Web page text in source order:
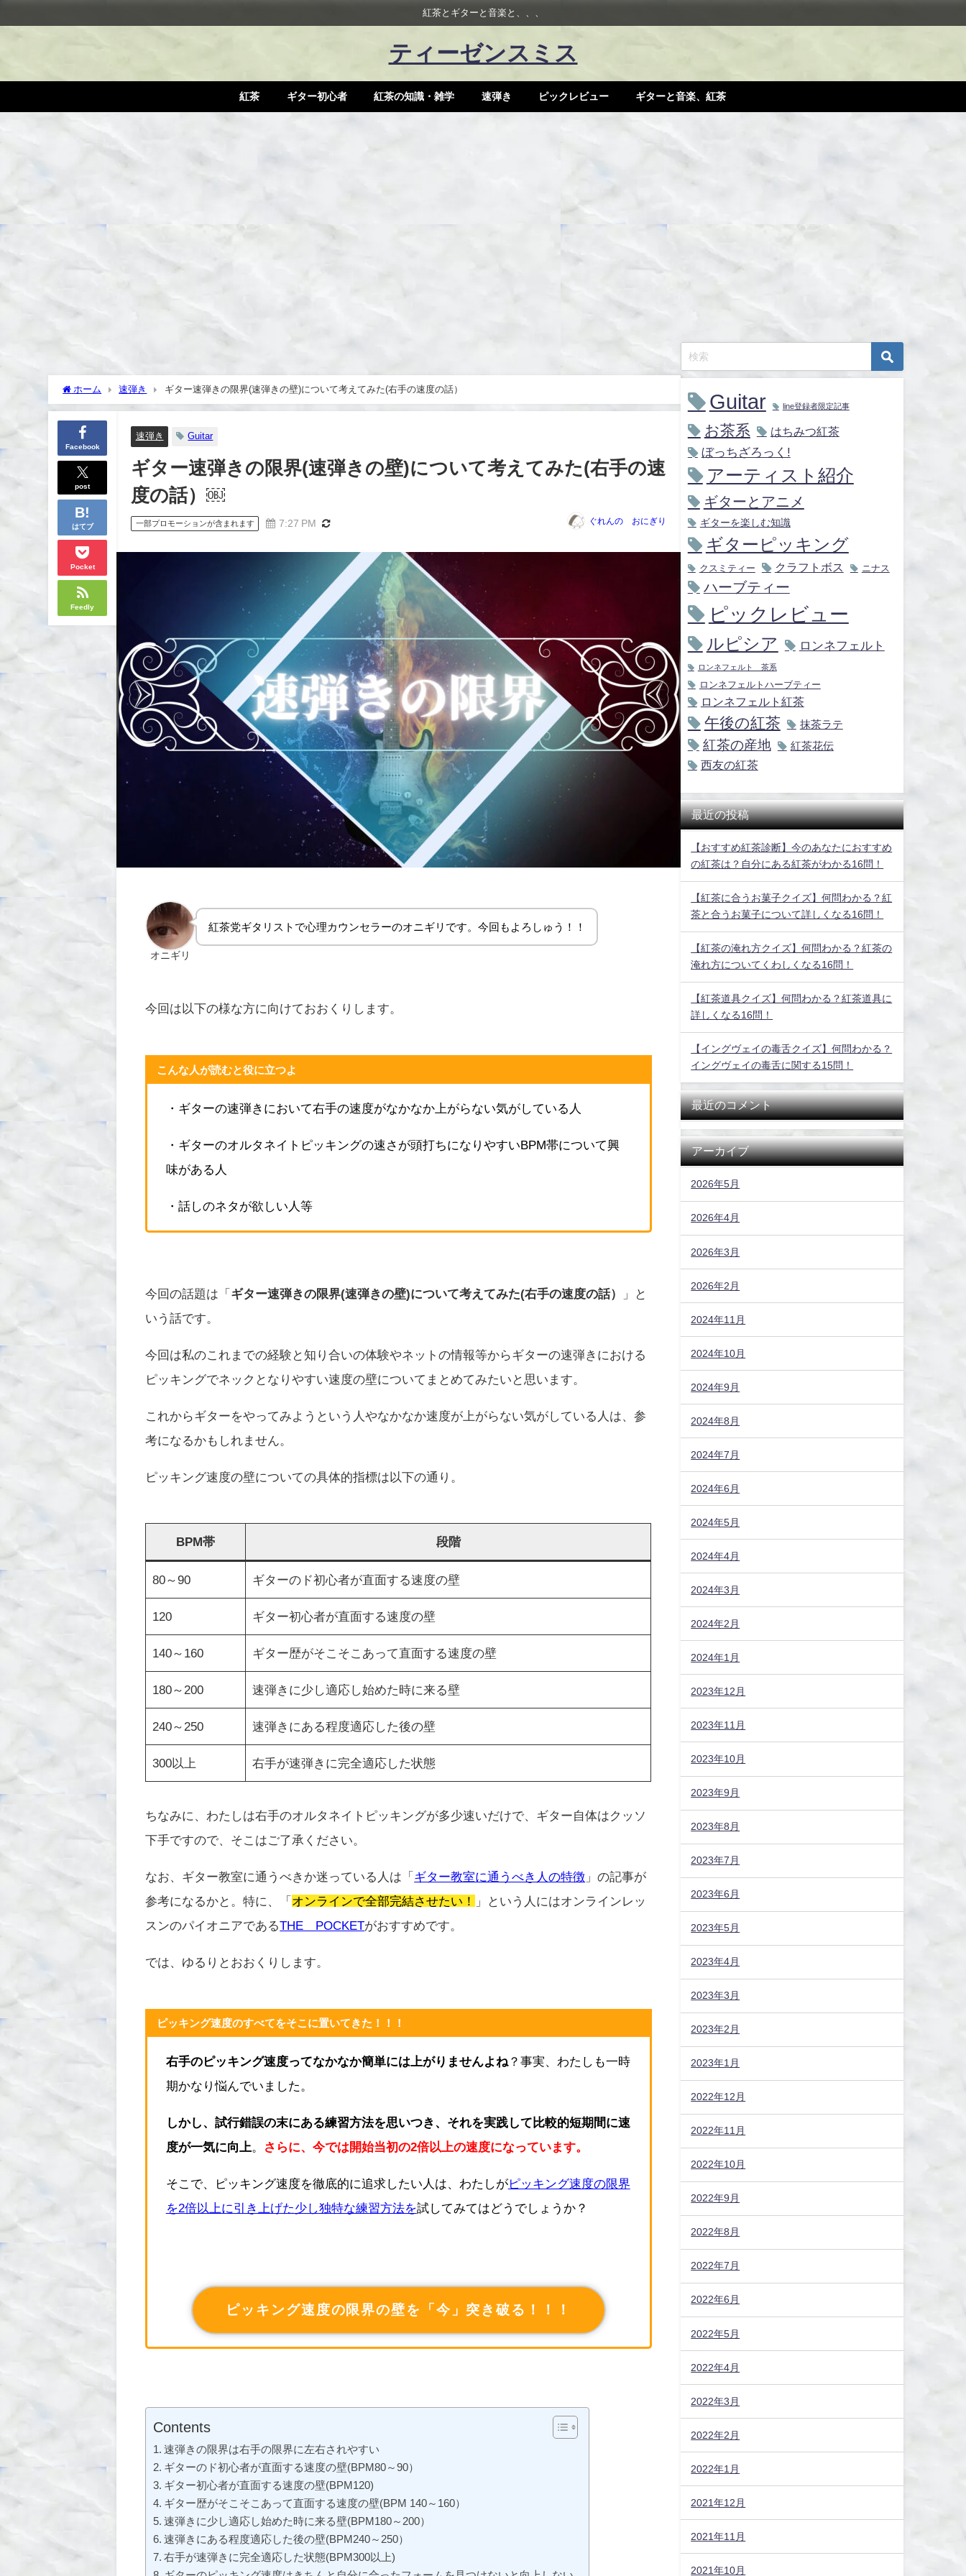
紅茶とギターと音楽と、、、
ティーゼンスミス
紅茶 ギター初心者 紅茶の知識・雑学 速弾き ピックレビュー ギターと音楽、紅茶
ホーム 速弾き ギター速弾きの限界(速弾きの壁)について考えてみた(右手の速度の話）￼
Facebook
post
はてブ
Pocket
Feedly
速弾き Guitar
ギター速弾きの限界(速弾きの壁)について考えてみた(右手の速
度の話）￼
一部プロモーションが含まれます 7:27 PM ぐれんの おにぎり
オニギリ
紅茶党ギタリストで心理カウンセラーのオニギリです。今回もよろしゅう！！
今回は以下の様な方に向けておおくりします。
こんな人が読むと役に立つよ
・ ギターの速弾きにおいて右手の速度がなかなか上がらない気がしている人
・ ギターのオルタネイトピッキングの速さが頭打ちになりやすいBPM帯について興
味がある人
・ 話しのネタが欲しい人等
今回の話題は「 ギター速弾きの限界(速弾きの壁)について考えてみた(右手の速度の話）
」と
いう話です。
今回は私のこれまでの経験と知り合いの体験やネットの情報等からギターの速弾きにおける
ピッキングでネックとなりやすい速度の壁についてまとめてみたいと思います。
これからギターをやってみようという人やなかなか速度が上がらない気がしている人は、参
考になるかもしれません。
ピッキング速度の壁についての具体的指標は以下の通り。
BPM帯 段階
80～90 ギターのド初心者が直面する速度の壁
120 ギター初心者が直面する速度の壁
140～160 ギター歴がそこそこあって直面する速度の壁
180～200 速弾きに少し適応し始めた時に来る壁
240～250 速弾きにある程度適応した後の壁
300以上 右手が速弾きに完全適応した状態
ちなみに、わたしは右手のオルタネイトピッキングが多少速いだけで、ギター自体はクッソ
下手ですので、そこはご了承ください。
なお、ギター教室に通うべきか迷っている人は「 ギター教室に通うべき人の特徴 」の記事が
参考になるかと。特に、「 オンラインで全部完結させたい！
」という人にはオンラインレッ
スンのパイオニアであるTHE POCKETがおすすめです。
では、ゆるりとおおくりします。
ピッキング速度のすべてをそこに置いてきた！！！
右手のピッキング速度ってなかなか簡単には上がりませんよね？事実、わたしも一時
期かなり悩んでいました。
しかし、試行錯誤の末にある練習方法を思いつき、それを実践して比較的短期間に速
度が一気に向上。 さらに、今では開始当初の2倍以上の速度になっています。
そこで、ピッキング速度を徹底的に追求したい人は、わたしがピッキング速度の限界
を2倍以上に引き上げた少し独特な練習方法を試してみてはどうでしょうか？
ピッキング速度の限界の壁を「今」突き破る！！！
Contents
速弾きの限界は右手の限界に左右されやすい
ギターのド初心者が直面する速度の壁(BPM80～90）
ギター初心者が直面する速度の壁(BPM120)
ギター歴がそこそこあって直面する速度の壁(BPM 140～160）
速弾きに少し適応し始めた時に来る壁(BPM180～200）
速弾きにある程度適応した後の壁(BPM240～250）
右手が速弾きに完全適応した状態(BPM300以上)
Guitar line登録者限定記事
お茶系 はちみつ紅茶
ぼっちざろっく!
アーティスト紹介
ギターとアニメ
ギターを楽しむ知識
ギターピッキング
クスミティー クラフトボス ニナス
ハーブティー
ピックレビュー
ルピシア ロンネフェルト
ロンネフェルト 茶系
ロンネフェルトハーブティー
ロンネフェルト紅茶
午後の紅茶 抹茶ラテ
紅茶の産地
紅茶花伝
西友の紅茶
最近の投稿
【おすすめ紅茶診断】今のあなたにおすすめ
の紅茶は？自分にある紅茶がわかる16問！
【紅茶に合うお菓子クイズ】何問わかる？紅
茶と合うお菓子について詳しくなる16問！
【紅茶の淹れ方クイズ】何問わかる？紅茶の
淹れ方についてくわしくなる16問！
【紅茶道具クイズ】何問わかる？紅茶道具に
詳しくなる16問！
【イングヴェイの毒舌クイズ】何問わかる？
イングヴェイの毒舌に関する15問！
最近のコメント
アーカイブ
2026年5月
2026年4月
2026年3月
2026年2月
2024年11月
2024年10月
2024年9月
2024年8月
2024年7月
2024年6月
2024年5月
2024年4月
2024年3月
2024年2月
2024年1月
2023年12月
2023年11月
2023年10月
2023年9月
2023年8月
2023年7月
2023年6月
2023年5月
2023年4月
2023年3月
2023年2月
2023年1月
2022年12月
2022年11月
2022年10月
2022年9月
2022年8月
2022年7月
2022年6月
2022年5月
2022年4月
2022年3月
2022年2月
2022年1月
2021年12月
2021年11月
2021年10月